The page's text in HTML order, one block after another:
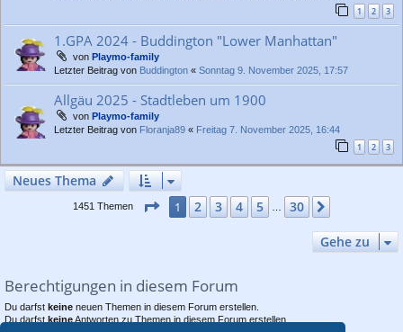
1 2 3
1.GPA 2024 - Buddington "Lower Manhattan"
von Playmo-family
Letzter Beitrag von Buddington « Sonntag 9. November 2025, 17:57
Allgäu 2025 - Stadtleben um 1900
von Playmo-family
Letzter Beitrag von Floranja89 « Freitag 7. November 2025, 16:44
1 2 3
Neues Thema
1451 Themen Seite1von30
1 2 3 4 5 30
Gehe zu
Berechtigungen in diesem Forum
Du darfst keine neuen Themen in diesem Forum erstellen.
Du darfst keineAntworten zu Themen in diesem Forum erstellen.